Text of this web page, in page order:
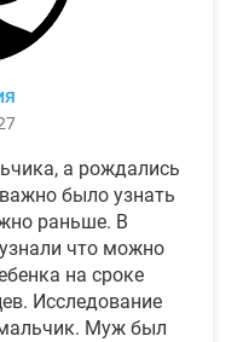
а рождались
было узнать
раньше. В
что можно
на сроке
Исследование
Муж был